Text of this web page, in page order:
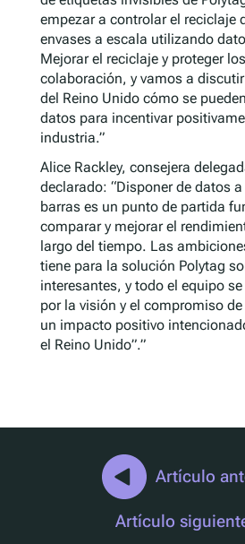
empezar a controlar el reciclaje
envases a escala utilizando
Mejorar el reciclaje y proteger
colaboración, y vamos a
del Reino Unido cómo se
datos para incentivar
industria.”
Alice Rackley, consejera
declarado: “Disponer de datos
barras es un punto de partida
comparar y mejorar el
largo del tiempo. Las
tiene para la solución Polytag
interesantes, y todo el equipo
por la visión y el compromiso
un impacto positivo
el Reino Unido”.”
Artículo
Artículo